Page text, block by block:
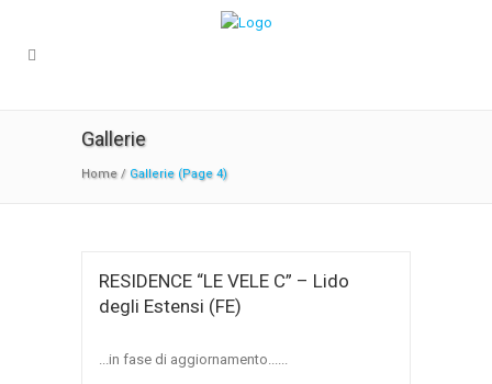
Gallerie
Home / Gallerie (Page 4)
RESIDENCE “LE VELE C” – Lido
degli Estensi (FE)
...in fase di aggiornamento......